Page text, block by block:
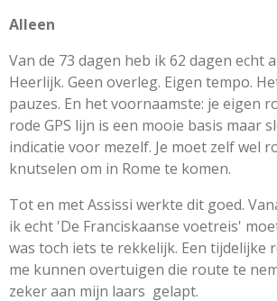
Alleen
Van de 73 dagen heb ik 62 dagen echt
Heerlijk. Geen overleg. Eigen tempo.
pauzes. En het voornaamste: je eigen
rode GPS lijn is een mooie basis maar
indicatie voor mezelf. Je moet zelf wel
knutselen om in Rome te komen.
Tot en met Assissi werkte dit goed.
ik echt 'De Franciskaanse voetreis'
was toch iets te rekkelijk. Een tijdelijke
me kunnen overtuigen die route te
zeker aan mijn laars gelapt.